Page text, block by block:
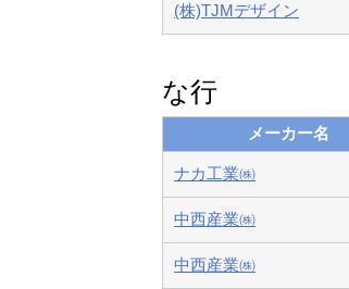
(株)TJMデザイン
な行
メーカー名
ナカ工業㈱
中西産業㈱
中西産業㈱